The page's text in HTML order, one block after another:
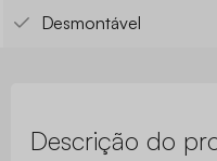
Desmontável
Descrição do